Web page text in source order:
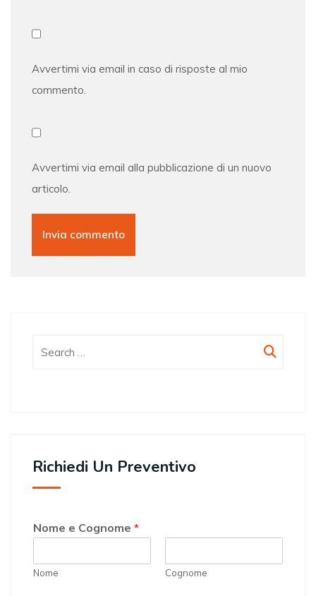
Avvertimi via email in caso di risposte al mio
commento.
Avvertimi via email alla pubblicazione di un nuovo
articolo.
Richiedi Un Preventivo
Nome e Cognome *
Nome Cognome